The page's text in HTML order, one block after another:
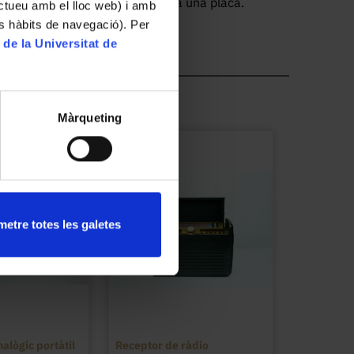
amb el lloc web) i amb
hàbits de navegació). Per
la Universitat de
Màrqueting
totes les galetes
densitats d’objectes.
i s’afegeix la tara necessària per a que la
Seguidament es substitueix l’objecte
a estar a la superfície, així es coneix la
establement. Així es coneixerà la massa
amb la relació entre la massa de l’objecte
portàtil
Receptor de ràdio